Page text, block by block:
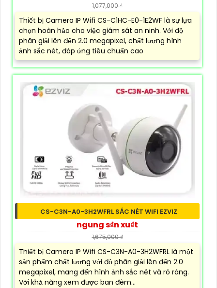
1,077,000 ₫
Thiết bị Camera IP Wifi CS-C1HC-E0-1E2WF là sự lựa
chọn hoàn hảo cho việc giám sát an ninh. Với độ
phân giải lên đến 2.0 megapixel, chất lượng hình
ảnh sắc nét, đáp ứng tiêu chuẩn cao
CS-C3N-A0-3H2WFRL SẮC NÉT WIFI EZVIZ
ngung s₫n xu₫t
1,675,000 ₫
Thiết bị Camera IP Wifi CS-C3N-A0-3H2WFRL là một
sản phẩm chất lượng với độ phân giải lên đến 2.0
megapixel, mang đến hình ảnh sắc nét và rõ ràng.
Với khả năng xem được ban đêm...